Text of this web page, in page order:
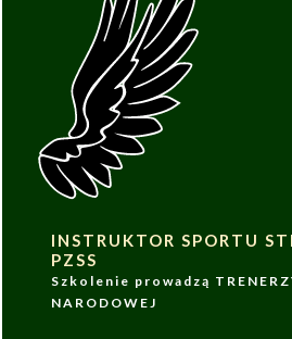
INSTRUKTOR SPORTU
PZSS
Szkolenie prowadzą
NARODOWEJ